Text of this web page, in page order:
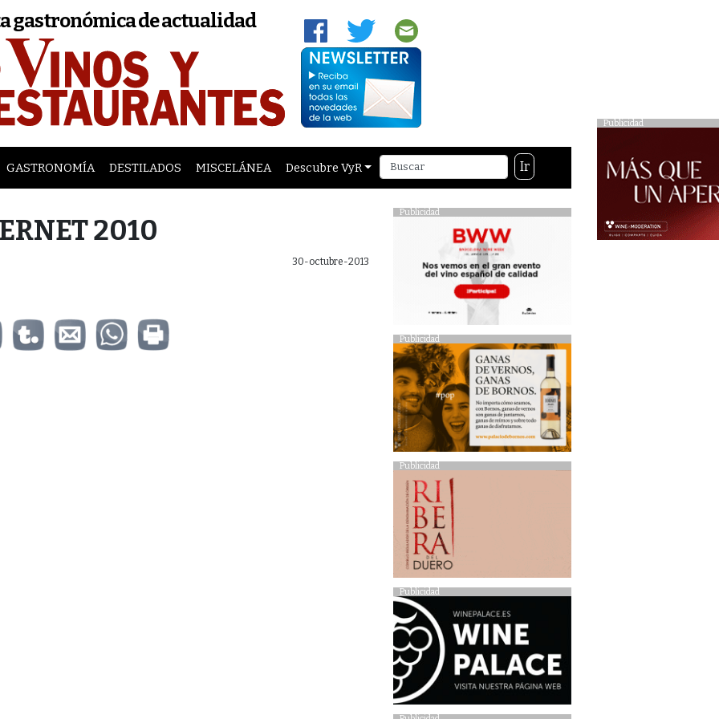
Publicidad
gastronómica de actualidad
GASTRONOMÍA DESTILADOS MISCELÁNEA Descubre VyR Ir
2010
30-octubre-2013
Publicidad
Publicidad
Publicidad
Publicidad